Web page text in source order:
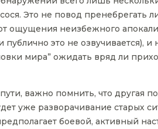
Это не повод пренебрегать
ощущения неизбежного
это не озвучивается), и
мира” ожидать вряд ли
важно помнить, что другая
уже разворачивание старых
боевой, активный